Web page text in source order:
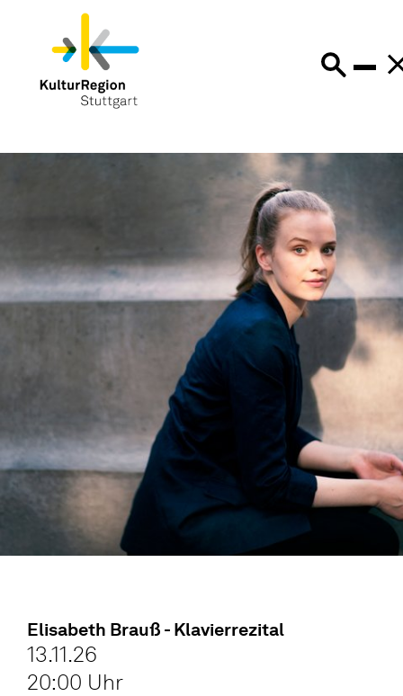
Elisabeth Brauß - Klavierrezital
13.11.26
20:00 Uhr